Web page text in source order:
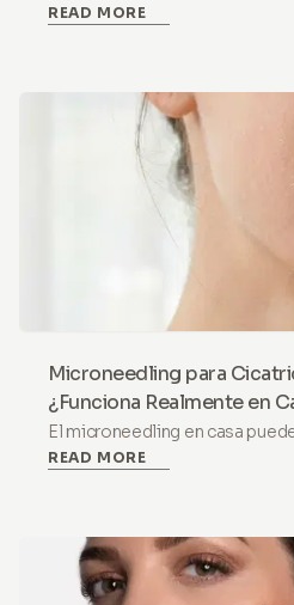
microneedling. Aprende qué
READ MORE
Microneedling para
¿Funciona Realmente en
El microneedling en casa
las cicatrices de acné con uso
READ MORE